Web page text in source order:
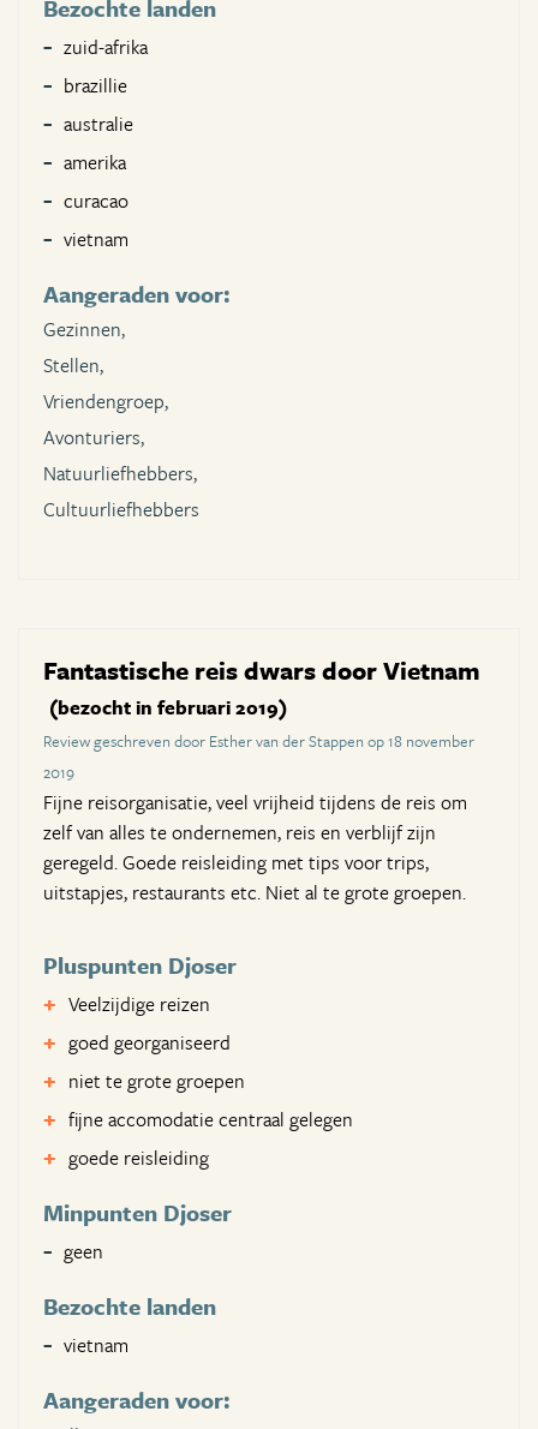
Bezochte landen
zuid-afrika
brazillie
australie
amerika
curacao
vietnam
Aangeraden voor:
Gezinnen,
Stellen,
Vriendengroep,
Avonturiers,
Natuurliefhebbers,
Cultuurliefhebbers
Fantastische reis dwars door Vietnam
(bezocht in februari 2019)
Review geschreven door Esther van der Stappen op 18 november
2019
Fijne reisorganisatie, veel vrijheid tijdens de reis om
zelf van alles te ondernemen, reis en verblijf zijn
geregeld. Goede reisleiding met tips voor trips,
uitstapjes, restaurants etc. Niet al te grote groepen.
Pluspunten Djoser
Veelzijdige reizen
goed georganiseerd
niet te grote groepen
fijne accomodatie centraal gelegen
goede reisleiding
Minpunten Djoser
geen
Bezochte landen
vietnam
Aangeraden voor: